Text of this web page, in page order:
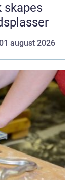
skapes
august 2026